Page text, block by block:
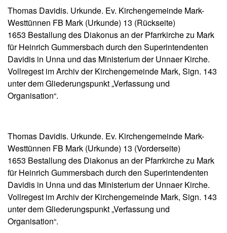
Thomas Davidis. Urkunde. Ev. Kirchengemeinde Mark-
Westtünnen FB Mark (Urkunde) 13 (Rückseite)
1653 Bestallung des Diakonus an der Pfarrkirche zu Mark
für Heinrich Gummersbach durch den Superintendenten
Davidis in Unna und das Ministerium der Unnaer Kirche.
Vollregest im Archiv der Kirchengemeinde Mark, Sign. 143
unter dem Gliederungspunkt „Verfassung und
Organisation“.
Thomas Davidis. Urkunde. Ev. Kirchengemeinde Mark-
Westtünnen FB Mark (Urkunde) 13 (Vorderseite)
1653 Bestallung des Diakonus an der Pfarrkirche zu Mark
für Heinrich Gummersbach durch den Superintendenten
Davidis in Unna und das Ministerium der Unnaer Kirche.
Vollregest im Archiv der Kirchengemeinde Mark, Sign. 143
unter dem Gliederungspunkt „Verfassung und
Organisation“.